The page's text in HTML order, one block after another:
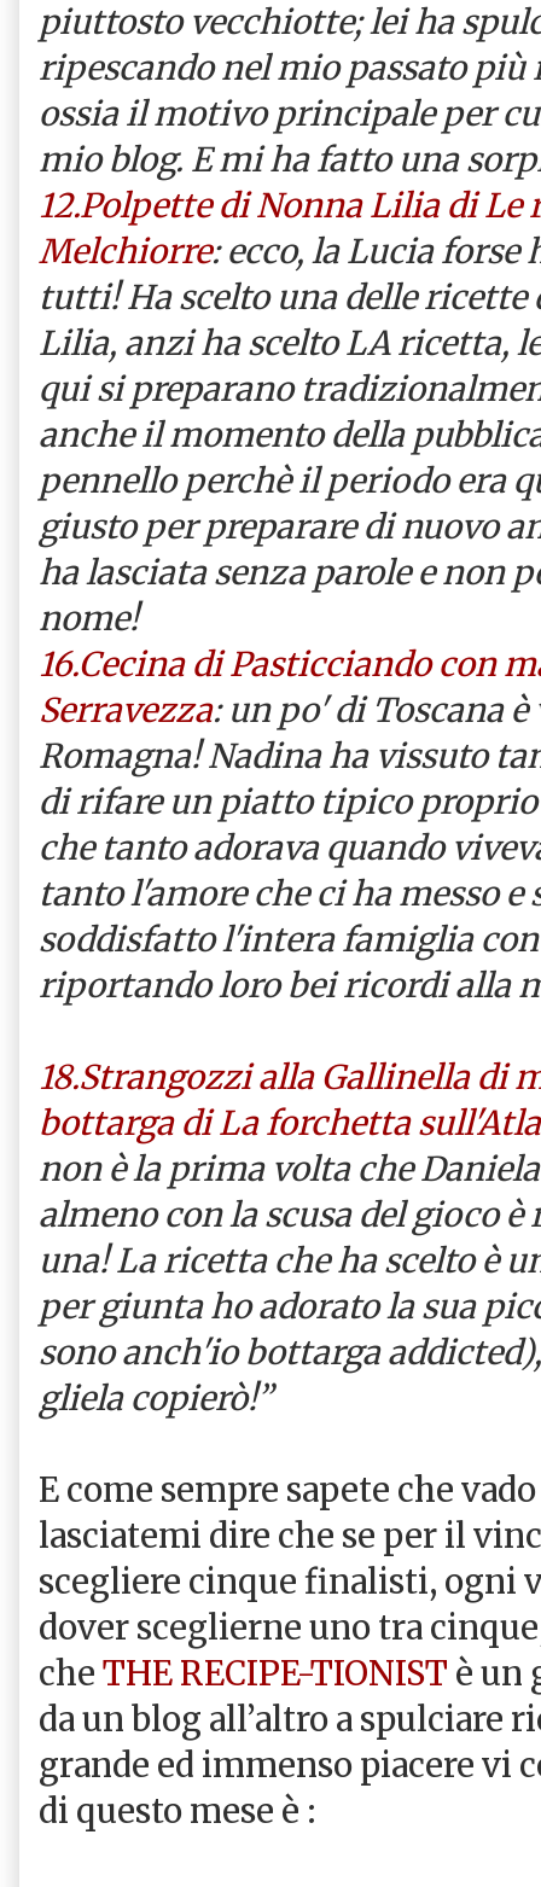
piuttosto vecchiotte; lei ha
ripescando nel mio passato più
ossia il motivo principale per
mio blog. E mi ha fatto una
12.Polpette di Nonna Lilia di
Melchiorre: ecco, la Lucia
tutti! Ha scelto una delle
Lilia, anzi ha scelto LA ricetta,
qui si preparano
anche il momento della
pennello perchè il periodo era
giusto per preparare di nuovo
ha lasciata senza parole e non
nome!
16.Cecina di Pasticciando con
Serravezza: un po' di Toscana
Romagna! Nadina ha vissuto
di rifare un piatto tipico
che tanto adorava quando
tanto l'amore che ci ha messo
soddisfatto l'intera famiglia
riportando loro bei ricordi alla
18.Strangozzi alla Gallinella di
bottarga di La forchetta
non è la prima volta che
almeno con la scusa del gioco
una! La ricetta che ha scelto è
per giunta ho adorato la sua
sono anch'io bottarga
gliela copierò!”
E come sempre sapete che
lasciatemi dire che se per il
scegliere cinque finalisti, ogni
dover sceglierne uno tra
che THE RECIPE-TIONIST è un
da un blog all’altro a spulciare
grande ed immenso piacere vi
di questo mese è :